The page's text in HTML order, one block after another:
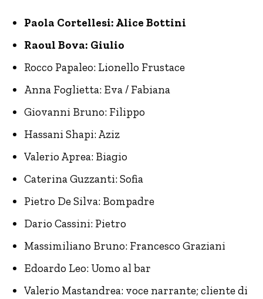
Paola Cortellesi: Alice Bottini
Raoul Bova: Giulio
Rocco Papaleo: Lionello Frustace
Anna Foglietta: Eva / Fabiana
Giovanni Bruno: Filippo
Hassani Shapi: Aziz
Valerio Aprea: Biagio
Caterina Guzzanti: Sofia
Pietro De Silva: Bompadre
Dario Cassini: Pietro
Massimiliano Bruno: Francesco Graziani
Edoardo Leo: Uomo al bar
Valerio Mastandrea: voce narrante; cliente di